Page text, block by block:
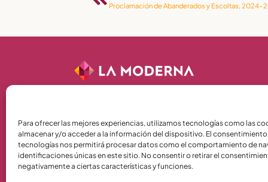
Para ofrecer las mejores experiencias, utilizamos tecnologías como las
almacenar y/o acceder a la información del dispositivo. El
tecnologías nos permitirá procesar datos como el comportamiento de
identificaciones únicas en este sitio. No consentir o retirar el
negativamente a ciertas características y funciones.
Proclamación de Abanderados y Escoltas, 2024-
Terms and Conditions
Política de Privacidad
Política de Cookies